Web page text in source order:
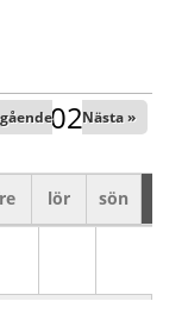
2025Nästa »
lör sön